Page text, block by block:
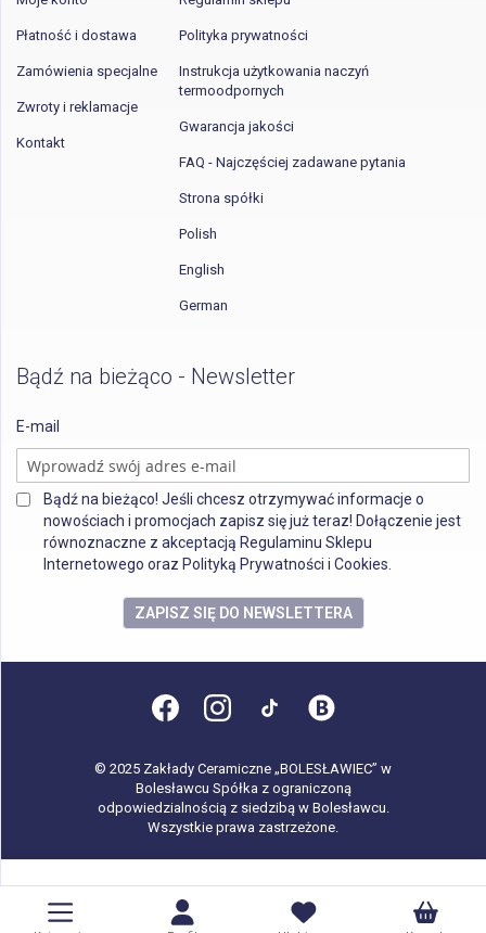
Płatność i dostawa
Zamówienia specjalne
Zwroty i reklamacje
Kontakt
Polityka prywatności
Instrukcja użytkowania naczyń
termoodpornych
Gwarancja jakości
FAQ - Najczęściej zadawane pytania
Strona spółki
Polish
English
German
Bądź na bieżąco - Newsletter
E-mail
Bądź na bieżąco! Jeśli chcesz otrzymywać informacje o
nowościach i promocjach zapisz się już teraz! Dołączenie jest
równoznaczne z akceptacją Regulaminu Sklepu
Internetowego oraz Polityką Prywatności i Cookies.
ZAPISZ SIĘ DO NEWSLETTERA
© 2025 Zakłady Ceramiczne „BOLESŁAWIEC” w
Bolesławcu Spółka z ograniczoną
odpowiedzialnością z siedzibą w Bolesławcu.
Wszystkie prawa zastrzeżone.